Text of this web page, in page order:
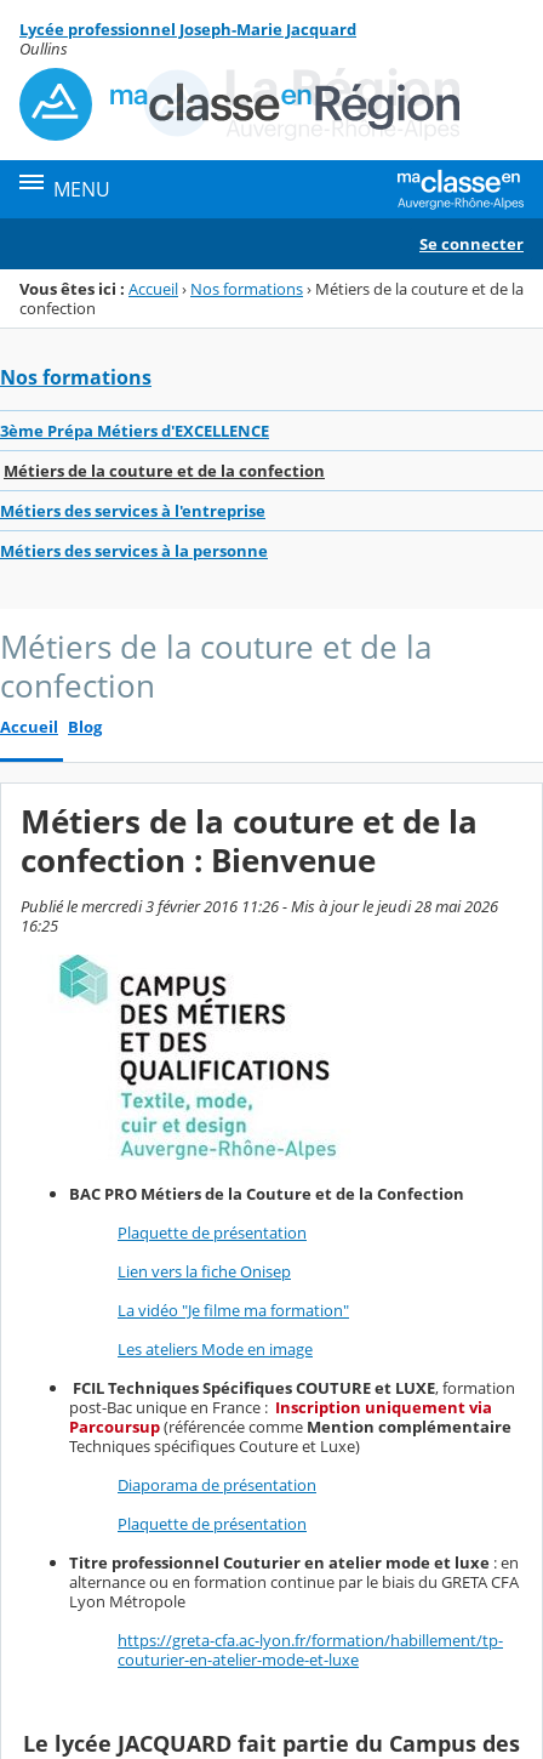
Menu de la rubrique
Contenu
Lycée professionnel Joseph-Marie Jacquard
Oullins
MENU
Se connecter
Vous êtes ici : Accueil› Nos formations› Métiers de la couture et de la
confection
Nos formations
3ème Prépa Métiers d'EXCELLENCE
Métiers de la couture et de la confection
Métiers des services à l'entreprise
Métiers des services à la personne
Métiers de la couture et de la
confection
Accueil Blog
Métiers de la couture et de la
confection : Bienvenue
Publié le mercredi 3 février 2016 11:26 - Mis à jour le jeudi 28 mai 2026
16:25
BAC PRO Métiers de la Couture et de la Confection
Plaquette de présentation
Lien vers la fiche Onisep
La vidéo "Je filme ma formation"
Les ateliers Mode en image
FCIL Techniques Spécifiques COUTURE et LUXE, formation
post-Bac unique en France : Inscription uniquement via
Parcoursup(référencée comme Mention complémentaire
Techniques spécifiques Couture et Luxe)
Diaporama de présentation
Plaquette de présentation
Titre professionnel Couturier en atelier mode et luxe : en
alternance ou en formation continue par le biais du GRETA CFA
Lyon Métropole
https://greta-cfa.ac-lyon.fr/formation/habillement/tp-
couturier-en-atelier-mode-et-luxe
Le lycée JACQUARD fait partie du Campus des